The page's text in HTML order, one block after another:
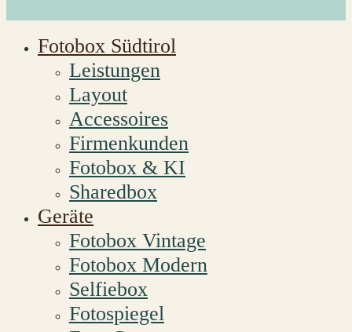
Fotobox Südtirol
Leistungen
Layout
Accessoires
Firmenkunden
Fotobox & KI
Sharedbox
Geräte
Fotobox Vintage
Fotobox Modern
Selfiebox
Fotospiegel